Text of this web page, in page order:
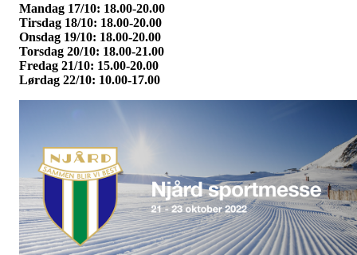
Mandag 17/10: 18.00-20.00
Tirsdag 18/10: 18.00-20.00
Onsdag 19/10: 18.00-20.00
Torsdag 20/10: 18.00-21.00
Fredag 21/10: 15.00-20.00
Lørdag 22/10: 10.00-17.00